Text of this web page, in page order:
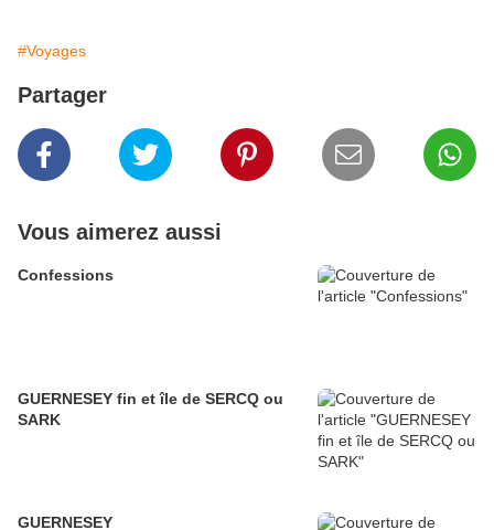
#Voyages
Partager
Vous aimerez aussi
Confessions
GUERNESEY fin et île de SERCQ ou
SARK
GUERNESEY